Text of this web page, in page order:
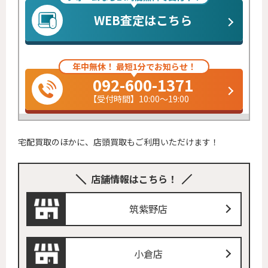
WEB査定はこちら
年中無休！ 最短1分でお知らせ！
092-600-1371
【受付時間】10:00～19:00
宅配買取のほかに、店頭買取もご利用いただけます！
店舗情報はこちら！
筑紫野店
小倉店